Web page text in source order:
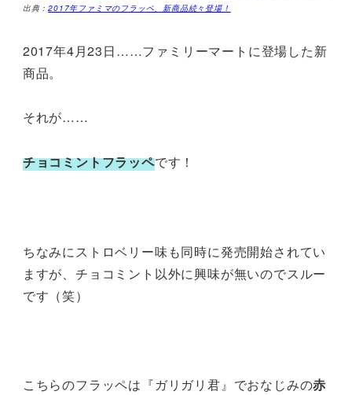
出典：2017年ファミマのフラッペ、新商品続々登場！
2017年4月23日……ファミリーマートに登場した新
商品。
それが……
チョコミントフラッペです！
ちなみにストロベリー味も同時に発売開始されてい
ますが、チョコミント以外に興味が無いのでスルー
です（笑）
こちらのフラッペは『ガリガリ君』でおなじみの赤